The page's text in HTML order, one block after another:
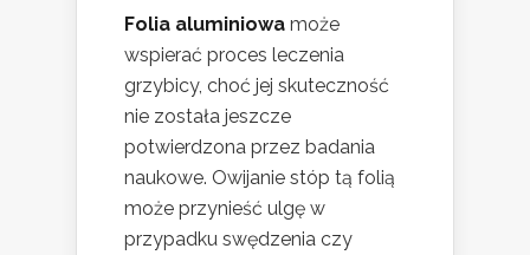
Folia aluminiowa może
wspierać proces leczenia
grzybicy, choć jej skuteczność
nie została jeszcze
potwierdzona przez badania
naukowe. Owijanie stóp tą folią
może przynieść ulgę w
przypadku swędzenia czy